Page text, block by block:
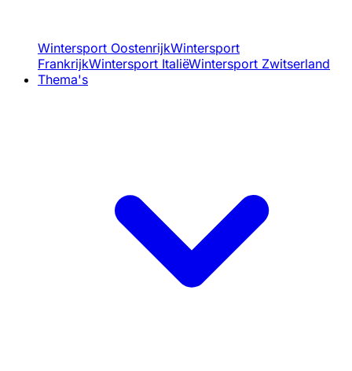
Wintersport OostenrijkWintersport
FrankrijkWintersport ItaliëWintersport Zwitserland
Thema's